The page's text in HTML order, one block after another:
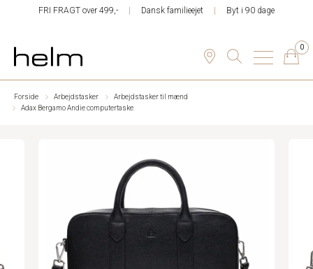
FRI FRAGT over 499,- Dansk familieejet Byt i 90 dage
0
Forside Arbejdstasker
Arbejdstasker til mænd
Adax Bergamo Andie computertaske